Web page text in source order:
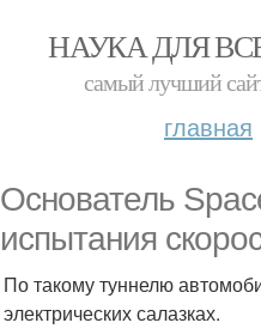
НАУКА ДЛЯ
самый лучший
главная
Основатель
испытания
По такому туннелю
электрических салазках.